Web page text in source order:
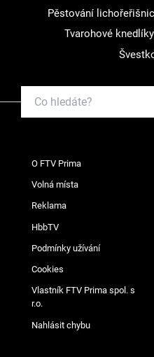
Pěstování
Tvarohové knedlíky
O FTV Prima
Volná místa
Reklama
HbbTV
Podmínky užívání
Cookies
Vlastník FTV Prima spol. s
r.o.
Nahlásit chybu